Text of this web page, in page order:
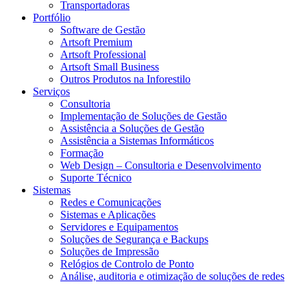
Transportadoras
Portfólio
Software de Gestão
Artsoft Premium
Artsoft Professional
Artsoft Small Business
Outros Produtos na Inforestilo
Serviços
Consultoria
Implementação de Soluções de Gestão
Assistência a Soluções de Gestão
Assistência a Sistemas Informáticos
Formação
Web Design – Consultoria e Desenvolvimento
Suporte Técnico
Sistemas
Redes e Comunicações
Sistemas e Aplicações
Servidores e Equipamentos
Soluções de Segurança e Backups
Soluções de Impressão
Relógios de Controlo de Ponto
Análise, auditoria e otimização de soluções de redes